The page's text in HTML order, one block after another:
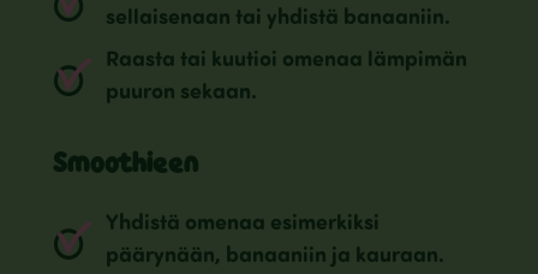
sellaisenaan tai yhdistä banaaniin.
Raasta tai kuutioi omenaa lämpimän
puuron sekaan.
Smoothieen
Yhdistä omenaa esimerkiksi
päärynään, banaaniin ja kauraan.